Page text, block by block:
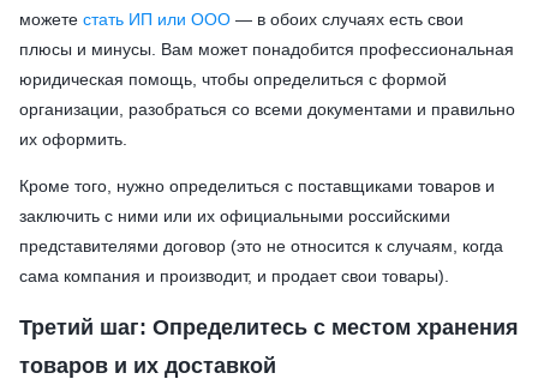
можете стать ИП или ООО — в обоих случаях есть свои
плюсы и минусы. Вам может понадобится профессиональная
юридическая помощь, чтобы определиться с формой
организации, разобраться со всеми документами и правильно
их оформить.
Кроме того, нужно определиться с поставщиками товаров и
заключить с ними или их официальными российскими
представителями договор (это не относится к случаям, когда
сама компания и производит, и продает свои товары).
Третий шаг: Определитесь с местом хранения
товаров и их доставкой